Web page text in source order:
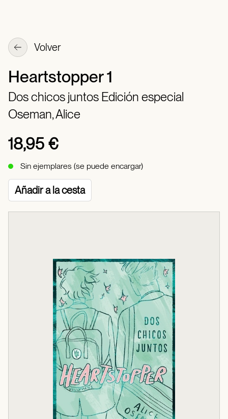
Volver
Heartstopper 1
Dos chicos juntos Edición especial
Oseman, Alice
18,95 €
Sin ejemplares (se puede encargar)
Añadir a la cesta